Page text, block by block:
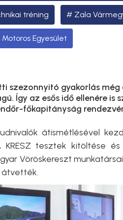
tréning Zala
Egyesület
szezonnyitó gyakorlás
Így az esős idő ellenére is
főkapitányság
átismétlésével
KRESZ tesztek kitöltése
Vöröskereszt
átvették.